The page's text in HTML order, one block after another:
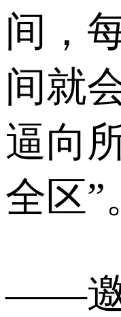
间，
间就
逼向
全区”
——邀